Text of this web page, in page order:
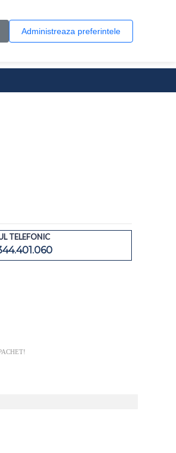
Administreaza preferintele
0 produs(e)
TELEFONIC